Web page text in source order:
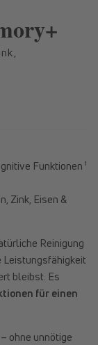
Funktionen ¹
Zink, Eisen &
Reinigung
Leistungsfähigkeit
bleibst. Es
für einen
ohne unnötige